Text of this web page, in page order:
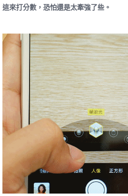
這來打分數，恐怕還是太牽強了些。